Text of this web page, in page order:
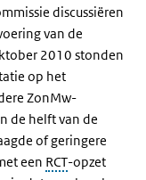
discussiëren
van de
2010 stonden
op het
ZonMw-
de helft van de
of geringere
een RCT-opzet